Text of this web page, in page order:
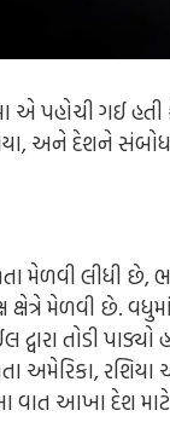
એ પહોચી ગઈ
અને દેશને
મેળવી લીધી છે,
ક્ષેત્રે મેળવી છે.
તોડી
અમેરિકા,
આખા દેશ માટે